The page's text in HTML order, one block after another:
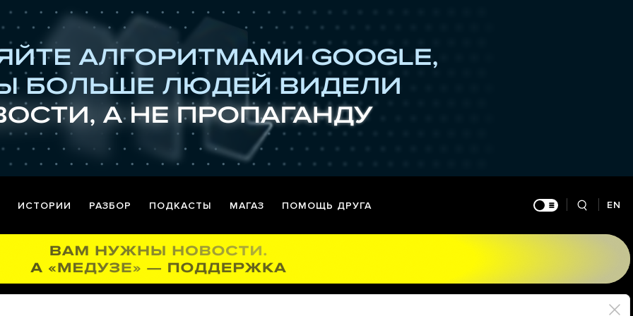
ИСТОРИИ РАЗБОР ПОДКАСТЫ МАГАЗ ПОМОЩЬ ДРУГА EN